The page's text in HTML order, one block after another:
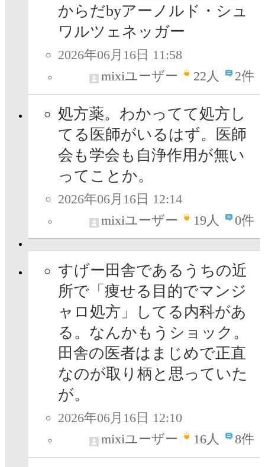
からだbyアーノルド・シュ
ワルツェネッガー
2026年06月16日 11:58
mixiユーザー
22人 2件
処方薬。わかってて処方し
てる医師がいるはず。医師
会も学会も自浄作用が無い
ってことか。
2026年06月16日 12:14
mixiユーザー
19人 0件
すげー田舎であるうちの近
所で「痩せる目的でマンジ
ャロ処方」してる内科があ
る。なんかもうショック。
田舎の医者はまじめで正直
なのが取り柄と思っていた
が。
2026年06月16日 12:10
mixiユーザー
16人 8件